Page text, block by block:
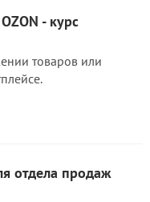
- курс
товаров или
отдела продаж